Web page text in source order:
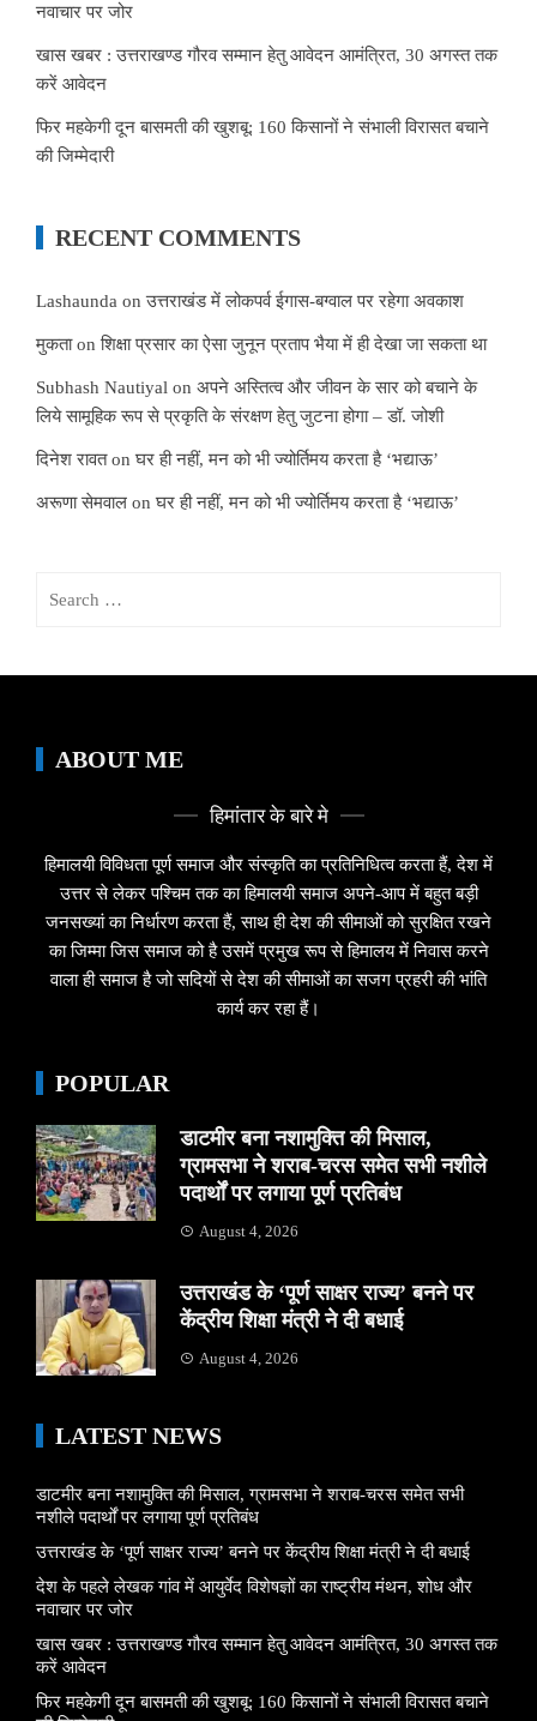
नवाचार पर जोर
खास खबर : उत्तराखण्ड गौरव सम्मान हेतु आवेदन आमंत्रित, 30 अगस्त तक
करें आवेदन
फिर महकेगी दून बासमती की खुशबू: 160 किसानों ने संभाली विरासत बचाने
की जिम्मेदारी
RECENT COMMENTS
Lashaunda onउत्तराखंड में लोकपर्व ईगास-बग्वाल पर रहेगा अवकाश
मुकताonशिक्षा प्रसार का ऐसा जुनून प्रताप भैया में ही देखा जा सकता था
Subhash Nautiyal on अपने अस्तित्व और जीवन के सार को बचाने के
लिये सामूहिक रूप से प्रकृति के संरक्षण हेतु जुटना होगा – डॉ. जोशी
दिनेश रावतonघर ही नहीं, मन को भी ज्योर्तिमय करता है ‘भद्याऊ’
अरूणा सेमवाल onघर ही नहीं, मन को भी ज्योर्तिमय करता है ‘भद्याऊ’
ABOUT ME
हिमांतार के बारे मे
हिमालयी विविधता पूर्ण समाज और संस्कृति का प्रतिनिधित्व करता हैं, देश में
उत्तर से लेकर पश्चिम तक का हिमालयी समाज अपने-आप में बहुत बड़ी
जनसख्यां का निर्धारण करता हैं, साथ ही देश की सीमाओं को सुरक्षित रखने
का जिम्मा जिस समाज को है उसमें प्रमुख रूप से हिमालय में निवास करने
वाला ही समाज है जो सदियों से देश की सीमाओं का सजग प्रहरी की भांति
कार्य कर रहा हैं।
POPULAR
डाटमीर बना नशामुक्ति की मिसाल,
ग्रामसभा ने शराब-चरस समेत सभी नशीले
पदार्थों पर लगाया पूर्ण प्रतिबंध
August 4, 2026
उत्तराखंड के ‘पूर्ण साक्षर राज्य’ बनने पर
केंद्रीय शिक्षा मंत्री ने दी बधाई
August 4, 2026
LATEST NEWS
डाटमीर बना नशामुक्ति की मिसाल, ग्रामसभा ने शराब-चरस समेत सभी
नशीले पदार्थों पर लगाया पूर्ण प्रतिबंध
उत्तराखंड के ‘पूर्ण साक्षर राज्य’ बनने पर केंद्रीय शिक्षा मंत्री ने दी बधाई
देश के पहले लेखक गांव में आयुर्वेद विशेषज्ञों का राष्ट्रीय मंथन, शोध और
नवाचार पर जोर
खास खबर : उत्तराखण्ड गौरव सम्मान हेतु आवेदन आमंत्रित, 30 अगस्त तक
करें आवेदन
फिर महकेगी दून बासमती की खुशबू: 160 किसानों ने संभाली विरासत बचाने